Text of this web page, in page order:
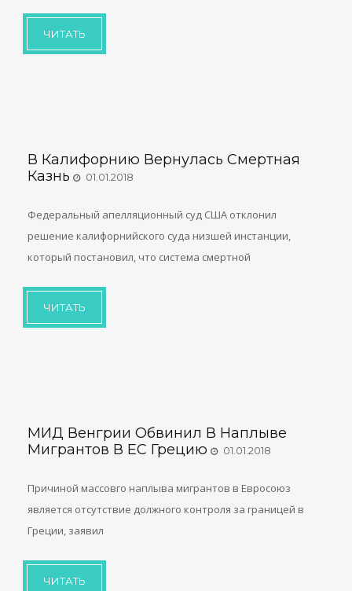
ЧИТАТЬ
В Калифорнию Вернулась Смертная
Казнь
01.01.2018
Федеральный апелляционный суд США отклонил
решение калифорнийского суда низшей инстанции,
который постановил, что система смертной
ЧИТАТЬ
МИД Венгрии Обвинил В Наплыве
Мигрантов В ЕС Грецию
01.01.2018
Причиной массовго наплыва мигрантов в Евросоюз
является отсутствие должного контроля за границей в
Греции, заявил
ЧИТАТЬ